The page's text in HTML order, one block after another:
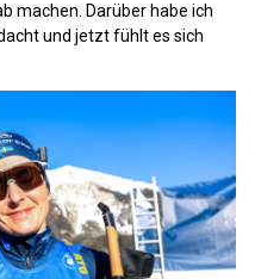
machen. Darüber habe ich
und jetzt fühlt es sich